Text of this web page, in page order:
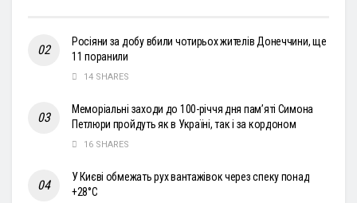
Росіяни за добу вбили чотирьох жителів Донеччини, ще
11 поранили
14 SHARES
Меморіальні заходи до 100-річчя дня пам’яті Симона
Петлюри пройдуть як в Україні, так і за кордоном
16 SHARES
У Києві обмежать рух вантажівок через спеку понад
+28°С